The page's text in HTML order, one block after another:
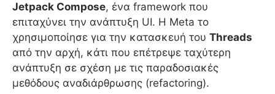
Jetpack Compose, ένα framework που
επιταχύνει την ανάπτυξη UI. Η Meta το
χρησιμοποίησε για την κατασκευή του Threads
από την αρχή, κάτι που επέτρεψε ταχύτερη
ανάπτυξη σε σχέση με τις παραδοσιακές
μεθόδους αναδιάρθρωσης (refactoring).